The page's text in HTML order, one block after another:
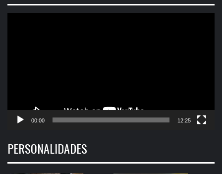
00:00 12:25
PERSONALIDADES